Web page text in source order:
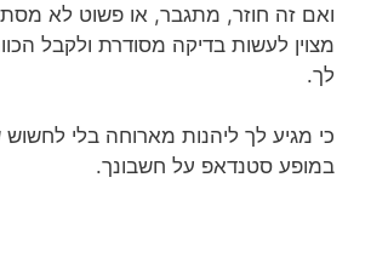
ואם זה חוזר, מתגבר, או פשוט לא
מצוין לעשות בדיקה מסודרת ולקבל
לך.
כי מגיע לך ליהנות מארוחה בלי
במופע סטנדאפ על חשבונך.